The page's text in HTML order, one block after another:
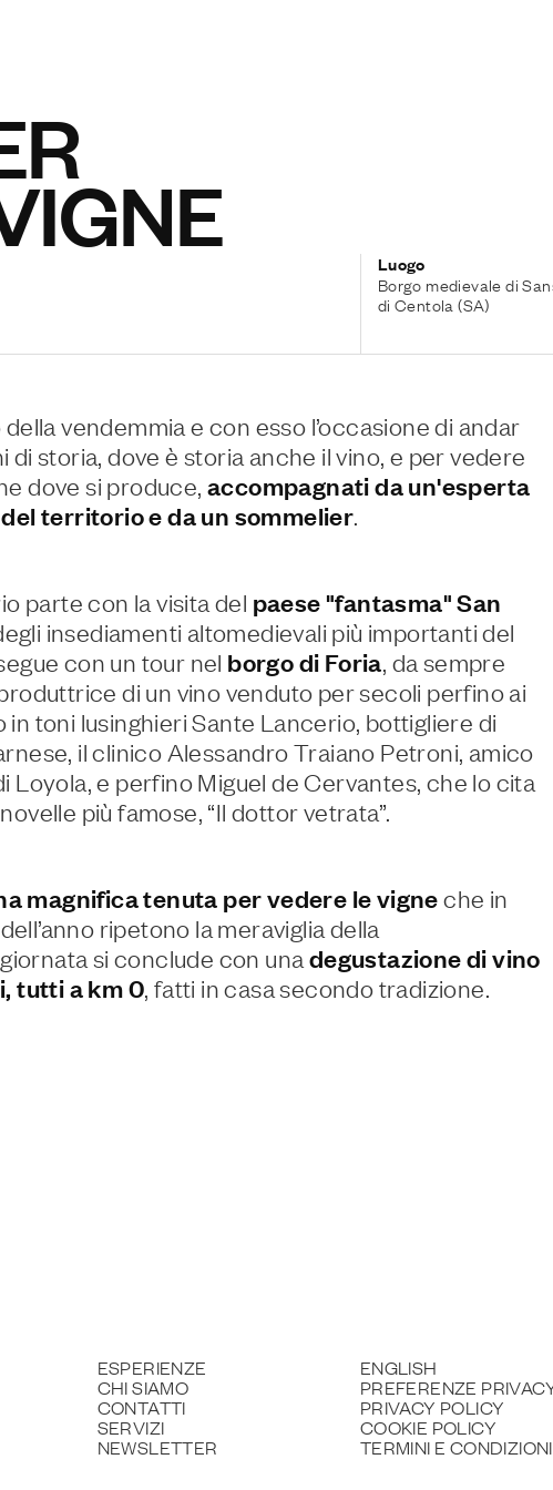
Luogo
Borgo medievale di
di Centola (SA)
vendemmia e con esso l’occasione di andar
di storia, dove è storia anche il vino, e per vedere
dove si produce, accompagnati da un'esperta
territorio e da un sommelier.
parte con la visita del paese "fantasma" San
insediamenti altomedievali più importanti del
con un tour nel borgo di Foria, da sempre
di un vino venduto per secoli perfino ai
in toni lusinghieri Sante Lancerio, bottigliere di
il clinico Alessandro Traiano Petroni, amico
Loyola, e perfino Miguel de Cervantes, che lo cita
più famose, “Il dottor vetrata”.
magnifica tenuta per vedere le vigneche in
ripetono la meraviglia della
si conclude con una degustazione di vino
tutti a km 0, fatti in casa secondo tradizione.
ESPERIENZE
CHI SIAMO
CONTATTI
SERVIZI
NEWSLETTER
ENGLISH
PREFERENZE
PRIVACY POLICY
COOKIE POLICY
TERMINI E CONDIZIONI